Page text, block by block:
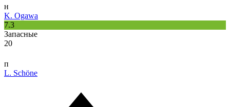
н
K. Ogawa
7.3
Запасные
20
п
L. Schöne